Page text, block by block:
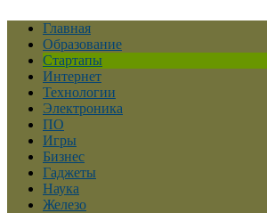
Главная
Образование
Стартапы
Интернет
Технологии
Электроника
ПО
Игры
Бизнес
Гаджеты
Наука
Железо